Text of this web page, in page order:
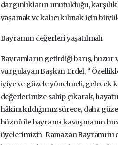
dargınlıkların unutulduğu,
yaşamak ve kalıcı kılmak için
Bayramın değerleri yaşatılmalı
Bayramların getirdiği barış, huzur
vurgulayan Başkan Erdel, “
iyiye ve güzele yönelmeli, gelecek
değerlerimize sahip çıkarak,
hâkim kıldığımız sürece, daha
hüznü ile bayrama kavuşmanın
üyelerimizin Ramazan Bayramını